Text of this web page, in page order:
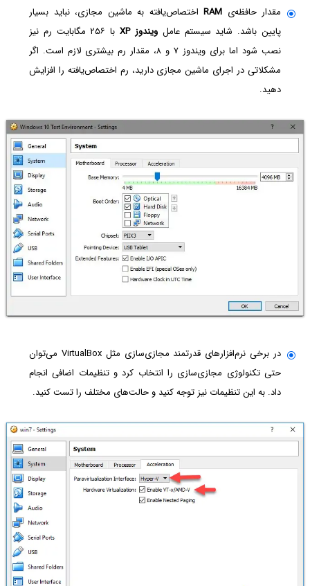
مقدار حافظه‌ی RAM اختصاص‌یافته به ماشین مجازی، نباید بسیار
پایین باشد. شاید سیستم عاملویندوز XP
با ۲۵۶ مگابایت رم نیز
نصب شود اما برای ویندوز ۷ و ۸، مقدار رم بیشتری لازم است. اگر
مشکلاتی در اجرای ماشین مجازی دارید، رم اختصاص‌یافته را افزایش
دهید.
در برخی نرم‌افزارهای قدرتمند مجازی‌سازی مثل VirtualBox می‌توان
حتی تکنولوژی مجازی‌سازی را انتخاب کرد و تنظیمات اضافی انجام
داد. به این تنظیمات نیز توجه کنید و حالت‌های مختلف را تست کنید.